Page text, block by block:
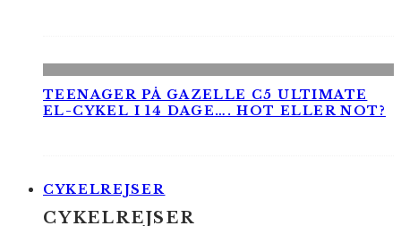
TEENAGER PÅ GAZELLE C5 ULTIMATE
EL-CYKEL I 14 DAGE…. HOT ELLER NOT?
CYKELREJSER
CYKELREJSER